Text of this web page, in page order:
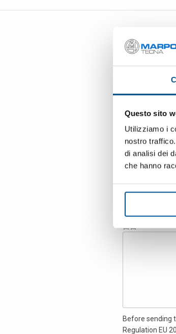
Questo sito
Utilizziamo i
nostro
di analisi dei
che hanno
名
Before sending
Regulation EU